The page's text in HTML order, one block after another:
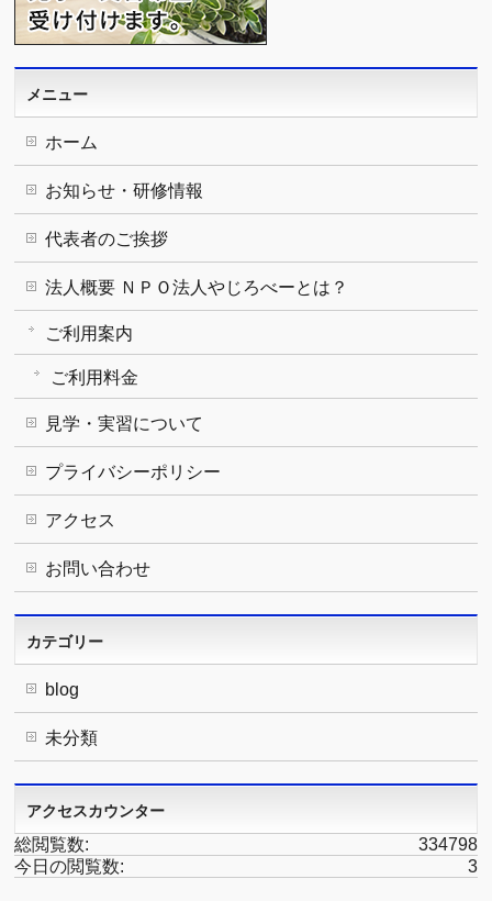
メニュー
ホーム
お知らせ・研修情報
代表者のご挨拶
法人概要 ＮＰＯ法人やじろべーとは？
ご利用案内
ご利用料金
見学・実習について
プライバシーポリシー
アクセス
お問い合わせ
カテゴリー
blog
未分類
アクセスカウンター
334798
総閲覧数:
3
今日の閲覧数: